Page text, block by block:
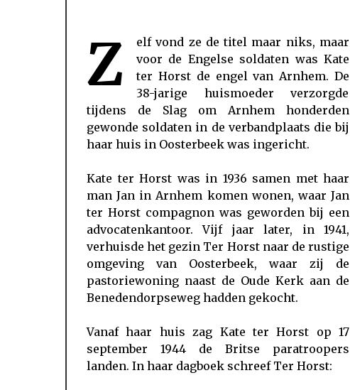
Z
elf vond ze de titel maar niks, maar
voor de Engelse soldaten was Kate
ter Horst de engel van Arnhem. De
38-jarige huismoeder verzorgde
tijdens de Slag om Arnhem honderden
gewonde soldaten in de verbandplaats die bij
haar huis in Oosterbeek was ingericht.
Kate ter Horst was in 1936 samen met haar
man Jan in Arnhem komen wonen, waar Jan
ter Horst compagnon was geworden bij een
advocatenkantoor. Vijf jaar later, in 1941,
verhuisde het gezin Ter Horst naar de rustige
omgeving van Oosterbeek, waar zij de
pastoriewoning naast de Oude Kerk aan de
Benedendorpseweg hadden gekocht.
Vanaf haar huis zag Kate ter Horst op 17
september 1944 de Britse paratroopers
landen. In haar dagboek schreef Ter Horst: